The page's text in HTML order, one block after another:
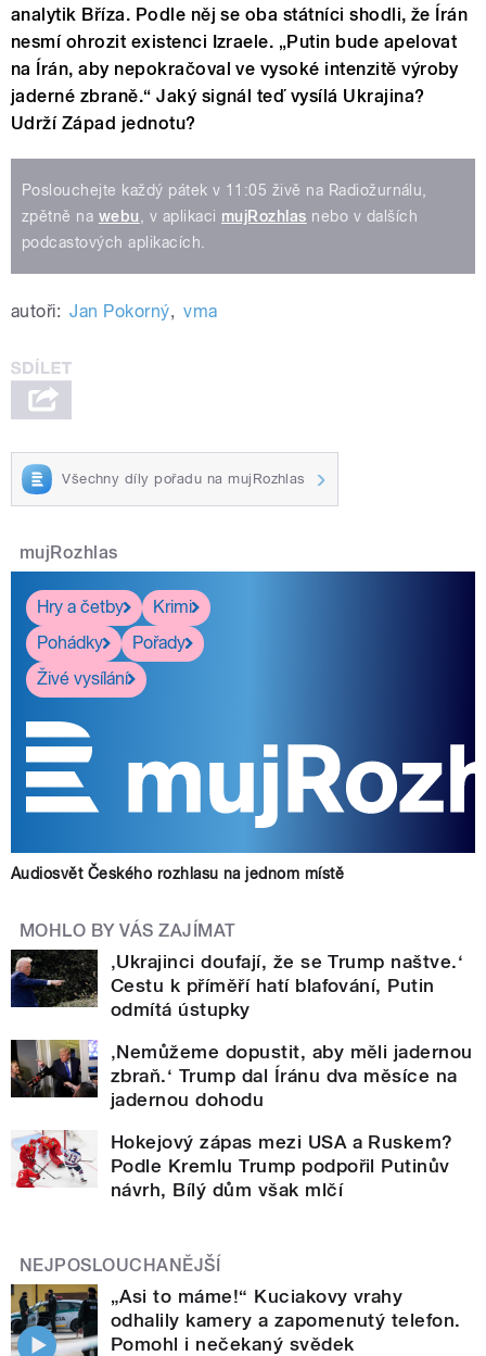
analytik Bříza. Podle něj se oba státníci shodli, že Írán
nesmí ohrozit existenci Izraele. „Putin bude apelovat
na Írán, aby nepokračoval ve vysoké intenzitě výroby
jaderné zbraně.“ Jaký signál teď vysílá Ukrajina?
Udrží Západ jednotu?
Poslouchejte každý pátek v 11:05 živě na Radiožurnálu,
zpětně na webu, v aplikaci mujRozhlas nebo v dalších
podcastových aplikacích.
autoři: Jan Pokorný, vma
Všechny díly pořadu na mujRozhlas
mujRozhlas
Hry a četby
Krimi
Pohádky
Pořady
Živé vysílání
Audiosvět Českého rozhlasu na jednom místě
MOHLO BY VÁS ZAJÍMAT
‚Ukrajinci doufají, že se Trump naštve.‘
Cestu k příměří hatí blafování, Putin
odmítá ústupky
‚Nemůžeme dopustit, aby měli jadernou
zbraň.‘ Trump dal Íránu dva měsíce na
jadernou dohodu
Hokejový zápas mezi USA a Ruskem?
Podle Kremlu Trump podpořil Putinův
návrh, Bílý dům však mlčí
NEJPOSLOUCHANĚJŠÍ
„Asi to máme!“ Kuciakovy vrahy
odhalily kamery a zapomenutý telefon.
Pomohl i nečekaný svědek